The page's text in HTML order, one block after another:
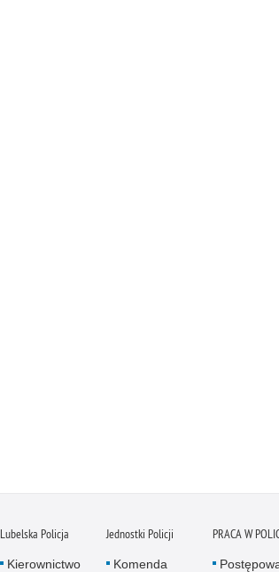
Lubelska Policja
Kierownictwo
Jednostki Policji
Komenda
PRACA W